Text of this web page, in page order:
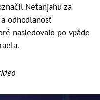
Netanjahu za
odhodlanosť
nasledovalo po vpáde